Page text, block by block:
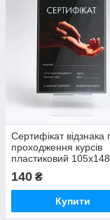
Сертифікат відзнака
проходження курсів
пластиковий
140 ₴
Купити